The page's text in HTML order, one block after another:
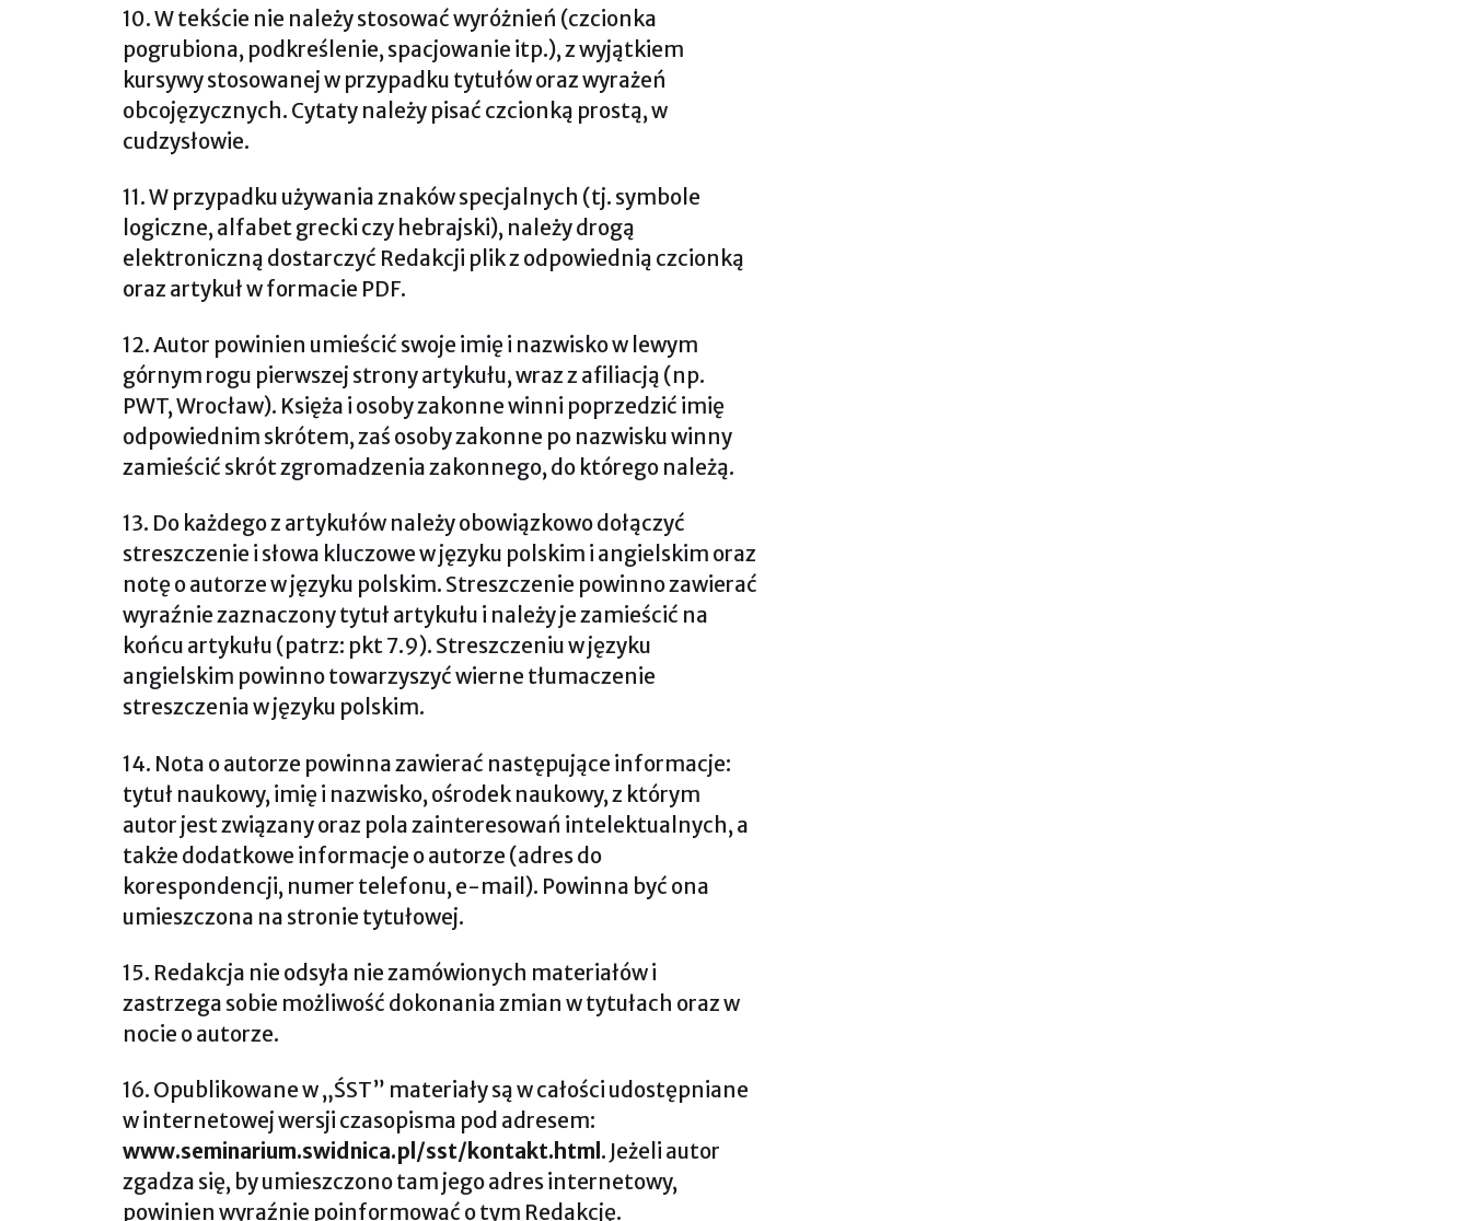
10. W tekście nie należy stosować wyróżnień (czcionka
pogrubiona, podkreślenie, spacjowanie itp.), z wyjątkiem
kursywy stosowanej w przypadku tytułów oraz wyrażeń
obcojęzycznych. Cytaty należy pisać czcionką prostą, w
cudzysłowie.
11. W przypadku używania znaków specjalnych (tj. symbole
logiczne, alfabet grecki czy hebrajski), należy drogą
elektroniczną dostarczyć Redakcji plik z odpowiednią czcionką
oraz artykuł w formacie PDF.
12. Autor powinien umieścić swoje imię i nazwisko w lewym
górnym rogu pierwszej strony artykułu, wraz z afiliacją (np.
PWT, Wrocław). Księża i osoby zakonne winni poprzedzić imię
odpowiednim skrótem, zaś osoby zakonne po nazwisku winny
zamieścić skrót zgromadzenia zakonnego, do którego należą.
13. Do każdego z artykułów należy obowiązkowo dołączyć
streszczenie i słowa kluczowe w języku polskim i angielskim oraz
notę o autorze w języku polskim. Streszczenie powinno zawierać
wyraźnie zaznaczony tytuł artykułu i należy je zamieścić na
końcu artykułu (patrz: pkt 7.9). Streszczeniu w języku
angielskim powinno towarzyszyć wierne tłumaczenie
streszczenia w języku polskim.
14. Nota o autorze powinna zawierać następujące informacje:
tytuł naukowy, imię i nazwisko, ośrodek naukowy, z którym
autor jest związany oraz pola zainteresowań intelektualnych, a
także dodatkowe informacje o autorze (adres do
korespondencji, numer telefonu, e-mail). Powinna być ona
umieszczona na stronie tytułowej.
15. Redakcja nie odsyła nie zamówionych materiałów i
zastrzega sobie możliwość dokonania zmian w tytułach oraz w
nocie o autorze.
16. Opublikowane w „ŚST” materiały są w całości udostępniane
w internetowej wersji czasopisma pod adresem:
www.seminarium.swidnica.pl/sst/kontakt.html . Jeżeli autor
zgadza się, by umieszczono tam jego adres internetowy,
powinien wyraźnie poinformować o tym Redakcję.